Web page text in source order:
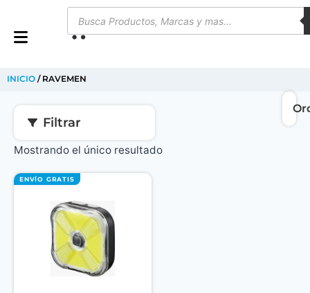
INICIO / RAVEMEN
Filtrar
Mostrando el único resultado
ENVÍO GRATIS